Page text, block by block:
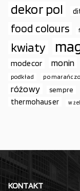
dekor pol
food colours
kwiaty
modecor monin
podkład
różowy sempre
thermohauser w
KONTAKT